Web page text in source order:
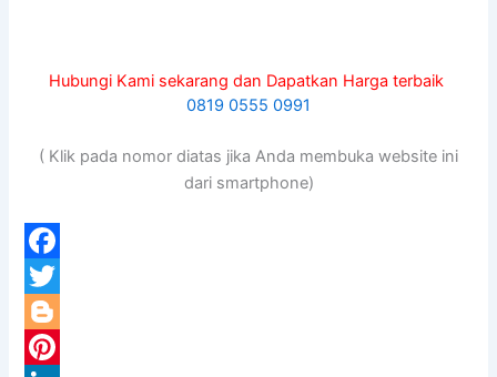
Hubungi Kami sekarang dan Dapatkan Harga terbaik
0819 0555 0991
( Klik pada nomor diatas jika Anda membuka website ini
dari smartphone)
F
a
c
T
w
B